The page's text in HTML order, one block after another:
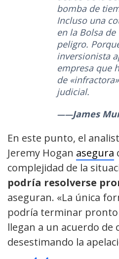
bomba de
Incluso una
en la Bolsa
peligro.
inversionista
empresa que
de
judicial.
James
En este punto, el
Jeremy Hogan asegura
complejidad de la
podría resolverse
aseguran. «La única
podría terminar pronto
llegan a un acuerdo de
desestimando la